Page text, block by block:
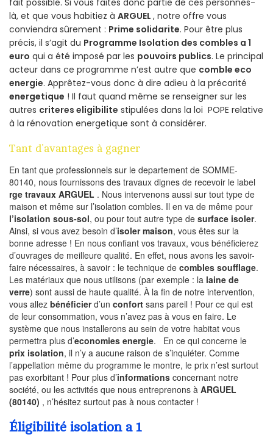
fait possible. Si vous faites donc partie de ces personnes-
là, et que vous habitiez à ARGUEL , notre offre vous
conviendra sûrement : Prime solidarite. Pour être plus
précis, il s’agit du Programme Isolation des combles a 1
euro qui a été imposé par les pouvoirs publics. Le principal
acteur dans ce programme n’est autre que comble eco
energie. Apprêtez-vous donc à dire adieu à la précarité
energetique ! Il faut quand même se renseigner sur les
autres criteres eligibilite stipulées dans la loi POPE relative
à la rénovation energetique sont à considérer.
Tant d’avantages à gagner
En tant que professionnels sur le departement de SOMME-
80140, nous fournissons des travaux dignes de recevoir le label
rge travaux ARGUEL . Nous intervenons aussi sur tout type de
maison et même sur l’isolation combles. Il en va de même pour
l’isolation sous-sol, ou pour tout autre type de surface isoler.
Ainsi, si vous avez besoin d’isoler maison, vous êtes sur la
bonne adresse ! En nous confiant vos travaux, vous bénéficierez
d’ouvrages de meilleure qualité. En effet, nous avons les savoir-
faire nécessaires, à savoir : le technique de combles soufflage.
Les matériaux que nous utilisons (par exemple : la laine de
verre) sont aussi de haute qualité. À la fin de notre intervention,
vous allez bénéficierd’un confort sans pareil ! Pour ce qui est
de leur consommation, vous n’avez pas à vous en faire. Le
système que nous installerons au sein de votre habitat vous
permettra plus d’economies energie. En ce qui concerne le
prix isolation, il n’y a aucune raison de s’inquiéter. Comme
l’appellation même du programme le montre, le prix n’est surtout
pas exorbitant ! Pour plus d’informations concernant notre
société, ou les activités que nous entreprenons à ARGUEL
(80140) , n’hésitez surtout pas à nous contacter !
Éligibilité isolation a 1